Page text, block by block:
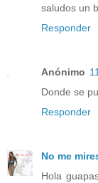
saludos un
Responder
Anónimo
Donde se
Responder
No me
Hola